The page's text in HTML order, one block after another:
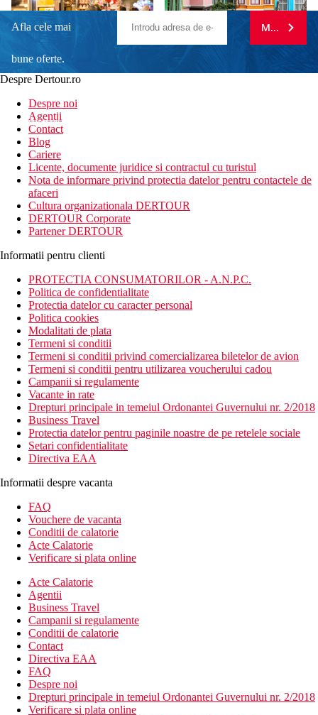
Afla cele mai
bune oferte.
newsletter!
MA
Despre Dertour.ro
Despre noi
Agentii
Contact
Blog
Cariere
Licente, documente juridice si contractul cu turistul
Nota de informare privind protectia datelor pentru contactele de
afaceri
Cultura organizationala DERTOUR
DERTOUR Corporate
Partener DERTOUR
Informatii pentru clienti
PROTECTIA CONSUMATORILOR - A.N.P.C.
Politica de confidentialitate
Protectia datelor cu caracter personal
Politica cookies
Modalitati de plata
Termeni si conditii
Termeni si conditii privind comercializarea biletelor de avion
Termeni si conditii pentru utilizarea voucherului cadou
Campanii si regulamente
Vacante in rate
Drepturi principale in temeiul Ordonantei Guvernului nr. 2/2018
Business Travel
Protectia datelor pentru paginile noastre de pe retelele sociale
Setari confidentialitate
Directiva EAA
Informatii despre vacanta
FAQ
Vouchere de vacanta
Conditii de calatorie
Acte Calatorie
Verificare si plata online
Acte Calatorie
Agentii
Business Travel
Campanii si regulamente
Conditii de calatorie
Contact
Directiva EAA
FAQ
Despre noi
Drepturi principale in temeiul Ordonantei Guvernului nr. 2/2018
Verificare si plata online